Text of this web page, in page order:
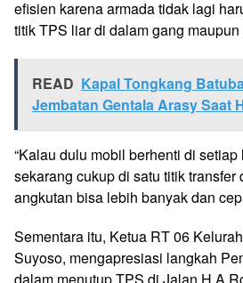
efisien karena armada tidak lagi
titik TPS liar di dalam gang
READ Kapal Tongkang
Jembatan Gentala Arasy Saat
“Kalau dulu mobil berhenti di
sekarang cukup di satu titik transfer
angkutan bisa lebih banyak dan
Sementara itu, Ketua RT 06
Suyoso, mengapresiasi langkah